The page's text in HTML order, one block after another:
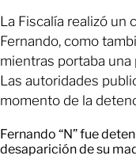
La Fiscalía realizó un
Fernando, como
mientras portaba
Las autoridades
momento de la
Fernando “N” fue
desaparición de su